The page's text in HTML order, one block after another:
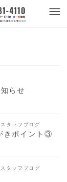
らせ
タッフブログ
きポイント③
タッフブログ